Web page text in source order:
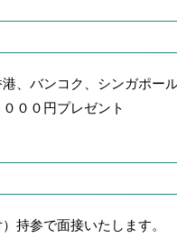
、バンコク、シンガポール
００円プレゼント
持参で面接いたします。